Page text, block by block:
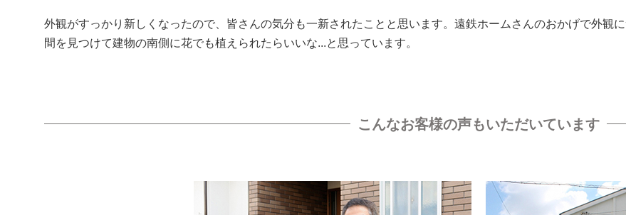
外観がすっかり新しくなったので、皆さんの気分も一新されたことと思います。遠鉄ホームさんのおかげで外観
間を見つけて建物の南側に花でも植えられたらいいな...と思っています。
こんなお客様の声もいただいています